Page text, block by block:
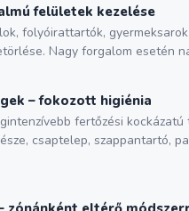
felületek kezelése
folyóirattartók,
Nagy forgalom esetén
– fokozott higiénia
fertőzési
csaptelep, szappantartó,